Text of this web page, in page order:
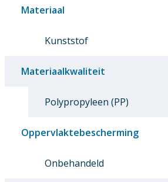
Materiaal
Kunststof
Materiaalkwaliteit
Polypropyleen (PP)
Oppervlaktebescherming
Onbehandeld